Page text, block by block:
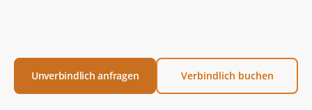
Unverbindlich anfragen Verbindlich buchen